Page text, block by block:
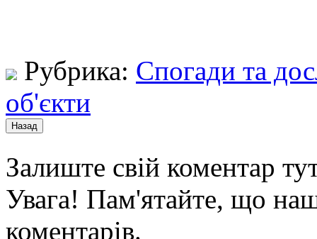
Рубрика: Спогади та
об'єкти
Залиште свій коментар
Увага! Пам'ятайте, що
коментарів.